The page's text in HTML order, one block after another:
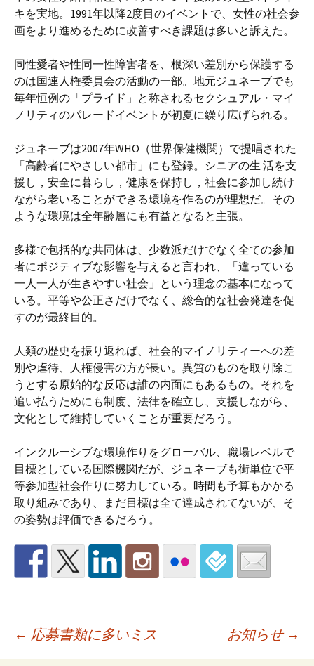
キを実地。1991年以降2度目のイベントで、女性の社会参
画をより進めるために改善すべき課題は多いと訴えた。
同性愛者や性同一性障害者を、根深い差別から保護する
のは国連人権委員会の活動の一部。地元ジュネーブでも
毎年恒例の「プライド」と称されるセクシュアル・マイ
ノリティのパレードイベントが初夏に繰り広げられる。
ジュネーブは2007年WHO（世界保健機関）で提唱された
「高齢者にやさしい都市」にも登録。シニアの生 活を支
援し，安全に暮らし，健康を保持し，社会に参加し続け
ながら老いることができる環境を作るのが理想だ。その
ような環境は全年齢層にも有益となると主張。
多様で包括的な共同体は、少数派だけでなく全ての参加
者にポジティブな影響を与えると言われ、「違っている
一人一人が生きやすい社会」という理念の基本になって
いる。平等や公正さだけでなく、総合的な社会発達を促
すのが最終目的。
人類の歴史を振り返れば、社会的マイノリティーへの差
別や虐待、人権侵害の方が長い。異質のものを取り除こ
うとする原始的な反応は誰の内面にもあるもの。それを
追い払うためにも制度、法律を確立し、支援しながら、
文化として維持していくことが重要だろう。
インクルーシブな環境作りをグローバル、職場レベルで
目標としている国際機関だが、ジュネーブも街単位で平
等参加型社会作りに努力している。時間も予算もかかる
取り組みであり、まだ目標は全て達成されてないが、そ
の姿勢は評価できるだろう。
Post
← 応募書類に多いミス お知らせ →